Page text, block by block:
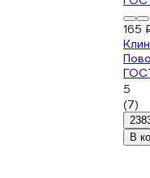
165
5
(7)
В